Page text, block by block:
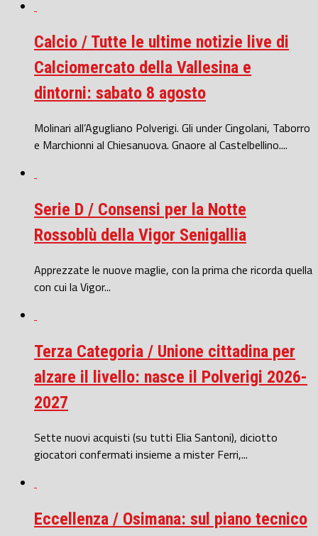
Calcio / Tutte le ultime notizie live di
Calciomercato della Vallesina e
dintorni: sabato 8 agosto
Molinari all’Agugliano Polverigi. Gli under Cingolani, Taborro
e Marchionni al Chiesanuova. Gnaore al Castelbellino....
Serie D / Consensi per la Notte
Rossoblù della Vigor Senigallia
Apprezzate le nuove maglie, con la prima che ricorda quella
con cui la Vigor...
Terza Categoria / Unione cittadina per
alzare il livello: nasce il Polverigi 2026-
2027
Sette nuovi acquisti (su tutti Elia Santoni), diciotto
giocatori confermati insieme a mister Ferri,...
Eccellenza / Osimana: sul piano tecnico